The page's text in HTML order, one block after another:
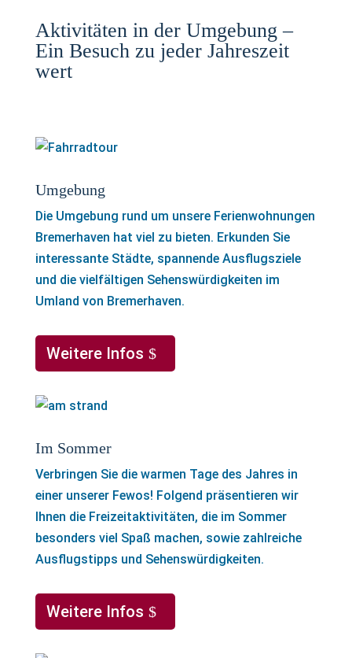
Aktivitäten in der Umgebung –
Ein Besuch zu jeder Jahreszeit
wert
Umgebung
Die Umgebung rund um unsere Ferienwohnungen
Bremerhaven hat viel zu bieten. Erkunden Sie
interessante Städte, spannende Ausflugsziele
und die vielfältigen Sehenswürdigkeiten im
Umland von Bremerhaven.
Weitere Infos
Im Sommer
Verbringen Sie die warmen Tage des Jahres in
einer unserer Fewos! Folgend präsentieren wir
Ihnen die Freizeitaktivitäten, die im Sommer
besonders viel Spaß machen, sowie zahlreiche
Ausflugstipps und Sehenswürdigkeiten.
Weitere Infos